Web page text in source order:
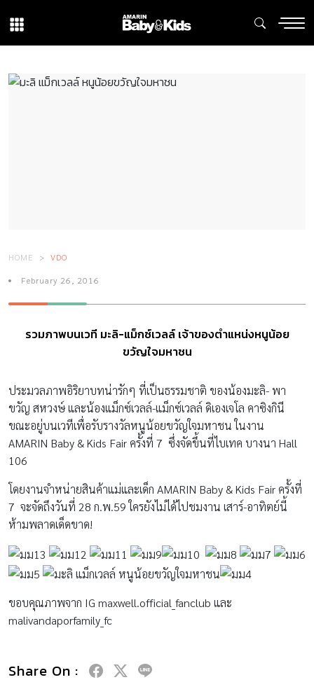
HOME VDO
February 26, 2016
รวมภาพบนเวที มะลิ-แม็กซ์เวลล์ เจ้าของตำแหน่งหนูน้อย
ขวัญใจมหาชน
ประมวลภาพอิริยาบทน่ารักๆ ที่เป็นธรรมชาติ ของน้องมะลิ- พา
ขวัญ สหวงษ์ และน้องแม็กซ์เวลล์-แม็กซ์เวลล์ ดิเองเจโล คาซิงกินี
ขณะอยู่บนเวทีเพื่อรับรางวัลหนูน้อยขวัญใจมหาชน ในงาน
AMARIN Baby & Kids Fair ครั้งที่ 7 ซึ่งจัดขึ้นที่ไบเทค บางนา Hall
106
โดยงานจำหน่ายสินค้าแม่และเด็ก AMARIN Baby & Kids Fair ครั้งที่
7 จะจัดถึงวันที่ 28 ก.พ.59 ใครยังไม่ได้ไปชมงาน เสาร์-อาทิตย์นี้
ห้ามพลาดเด็ดขาด!
ขอบคุณภาพจาก IG maxwell.official_fanclub และ
malivandaporfamily_fc
Share On :